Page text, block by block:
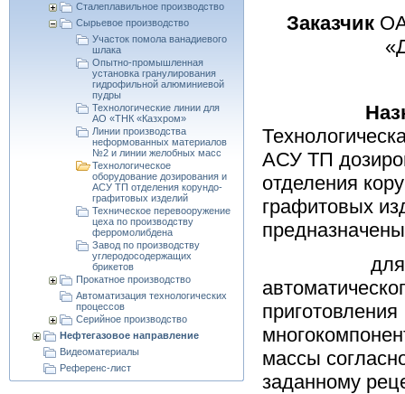
Сталеплавильное производство
Сырьевое производство
Участок помола ванадиевого
шлака
Опытно-промышленная
установка гранулирования
гидрофильной алюминиевой
пудры
Технологические линии для
АО «ТНК «Казхром»
Линии производства
неформованных материалов
№2 и линии желобных масс
Технологическое
оборудование дозирования и
АСУ ТП отделения корундо-
графитовых изделий
Техническое перевооружение
цеха по производству
ферромолибдена
Завод по производству
углеродосодержащих
брикетов
Прокатное производство
Автоматизация технологических
процессов
Серийное производство
Нефтегазовое направление
Видеоматериалы
Референс-лист
Заказчик
АСУ ТП
отделения
графитовых
предназначены
для
приготовления
массы
заданному